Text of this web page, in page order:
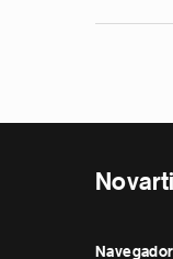
Navegador